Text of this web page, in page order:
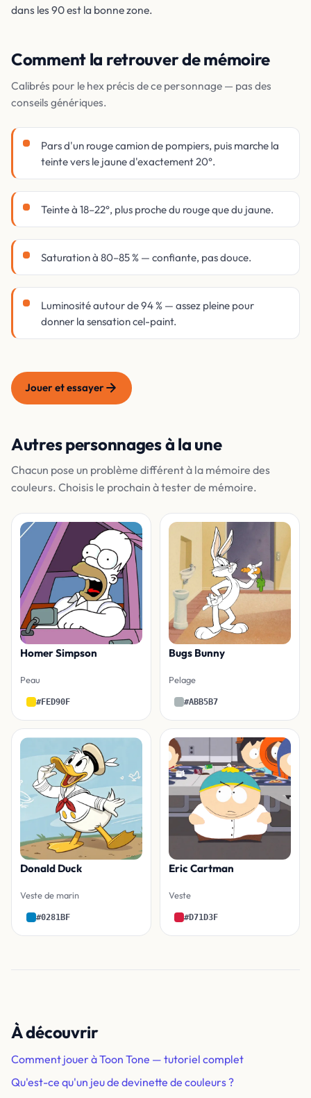
dans les 90 est la bonne zone.
Comment la retrouver de mémoire
Calibrés pour le hex précis de ce personnage — pas des
conseils génériques.
Pars d'un rouge camion de pompiers, puis marche la
teinte vers le jaune d'exactement 20°.
Teinte à 18–22°, plus proche du rouge que du jaune.
Saturation à 80–85 % — confiante, pas douce.
Luminosité autour de 94 % — assez pleine pour
donner la sensation cel-paint.
Jouer et essayer
Autres personnages à la une
Chacun pose un problème différent à la mémoire des
couleurs. Choisis le prochain à tester de mémoire.
Homer Simpson
Peau
#FED90F
Bugs Bunny
Pelage
#ABB5B7
Donald Duck
Veste de marin
#0281BF
Eric Cartman
Veste
#D71D3F
À découvrir
Comment jouer à Toon Tone — tutoriel complet
Qu'est-ce qu'un jeu de devinette de couleurs ?